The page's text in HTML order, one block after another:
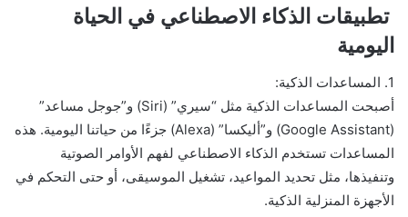
تطبيقات الذكاء الاصطناعي في الحياة
اليومية
1. المساعدات الذكية:
أصبحت المساعدات الذكية مثل “سيري” (Siri) و”جوجل مساعد”
(Google Assistant) و”أليكسا” (Alexa) جزءًا من حياتنا اليومية. هذه
المساعدات تستخدم الذكاء الاصطناعي لفهم الأوامر الصوتية
وتنفيذها، مثل تحديد المواعيد، تشغيل الموسيقى، أو حتى التحكم في
الأجهزة المنزلية الذكية.